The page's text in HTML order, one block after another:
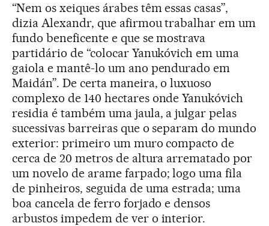
“Nem os xeiques árabes têm essas casas”,
dizia Alexandr, que afirmou trabalhar em um
fundo beneficente e que se mostrava
partidário de “colocar Yanukóvich em uma
gaiola e mantê-lo um ano pendurado em
Maidán”. De certa maneira, o luxuoso
complexo de 140 hectares onde Yanukóvich
residia é também uma jaula, a julgar pelas
sucessivas barreiras que o separam do mundo
exterior: primeiro um muro compacto de
cerca de 20 metros de altura arrematado por
um novelo de arame farpado; logo uma fila
de pinheiros, seguida de uma estrada; uma
boa cancela de ferro forjado e densos
arbustos impedem de ver o interior.